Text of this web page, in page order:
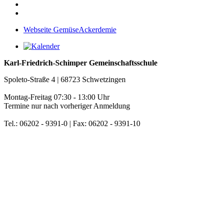
Webseite GemüseAckerdemie
Karl-Friedrich-Schimper Gemeinschaftsschule
Spoleto-Straße 4 | 68723 Schwetzingen
Montag-Freitag 07:30 - 13:00 Uhr
Termine nur nach vorheriger Anmeldung
Tel.: 06202 - 9391-0 | Fax: 06202 - 9391-10